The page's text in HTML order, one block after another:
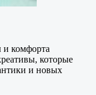
и комфорта
которые
и новых